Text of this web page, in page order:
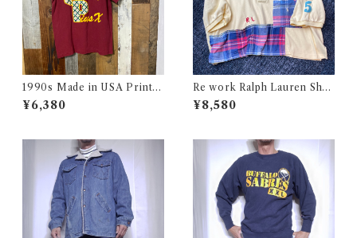
1990s Made in USA Print T
ee / 90年代 アメリカ製 プリ
ント Tシャツ 古着
¥6,380
Re work Ralph Lauren Shor
t length Polo shirt / リワー
ク ラルフローレン ショート丈
¥8,580